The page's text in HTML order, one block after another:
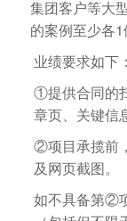
集团客户等大
的案例至少各1
业绩要求如下：
①提供合同的
章页、关键信
②项目承揽前
及网页截图。
如不具备第②